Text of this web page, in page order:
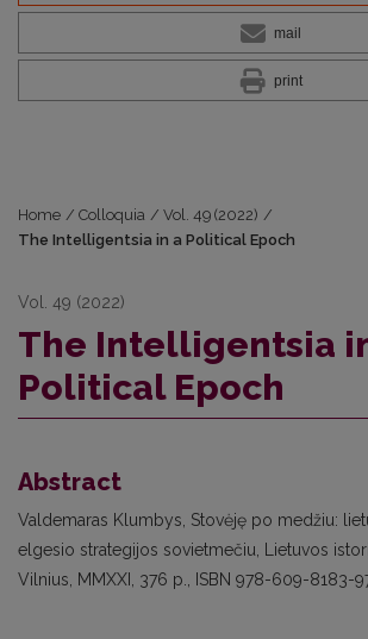
mail
print
Home / Colloquia / Vol. 49 (2022) /
The Intelligentsia in a Political Epoch
Vol. 49 (2022)
The Intelligentsia
Political Epoch
Abstract
Valdemaras Klumbys, Stovėję po medžiu:
elgesio strategijos sovietmečiu, Lietuvos
Vilnius, MMXXI, 376 p., ISBN 978-609-8183-